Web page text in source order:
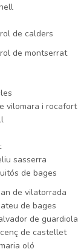
de calders
de montserrat
vilomara i rocafort
sasserra
de bages
de vilatorrada
de bages
de guardiola
de castellet
oló